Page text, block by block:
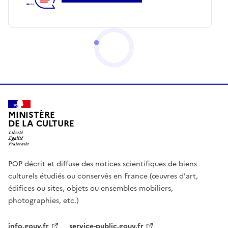
MINISTÈRE
DE LA CULTURE
POP décrit et diffuse des notices scientifiques de biens
culturels étudiés ou conservés en France (œuvres d'art,
édifices ou sites, objets ou ensembles mobiliers,
photographies, etc.)